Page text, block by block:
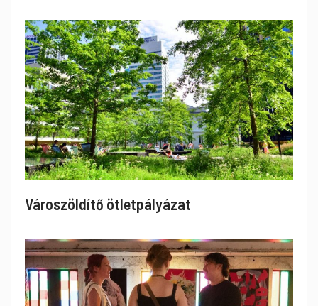
Városzöldítő ötletpályázat